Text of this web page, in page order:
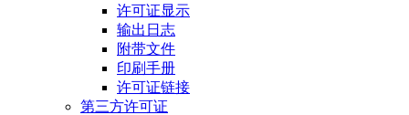
许可证显示
输出日志
附带文件
印刷手册
许可证链接
第三方许可证